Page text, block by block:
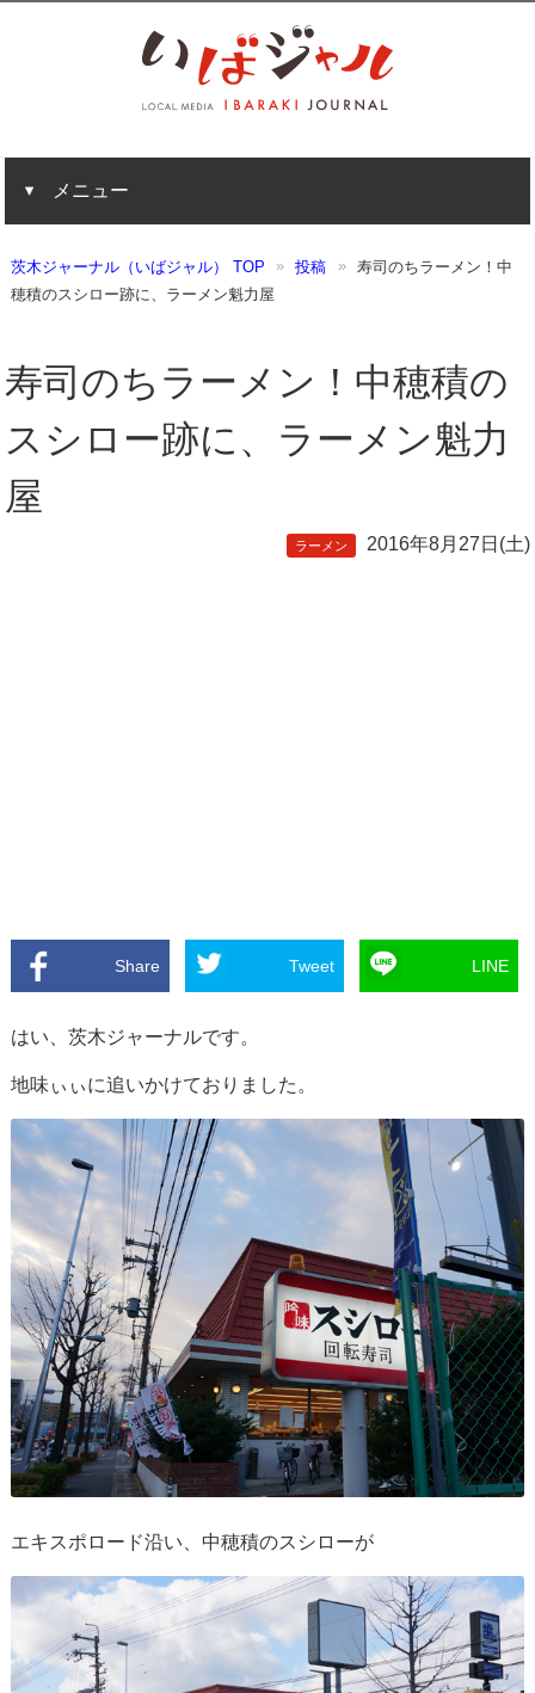
メニュー
茨木ジャーナル（いばジャル） TOP 投稿
寿司のちラーメン！中
穂積のスシロー跡に、ラーメン魁力屋
寿司のちラーメン！中穂積の
スシロー跡に、ラーメン魁力
屋
ラーメン 2016年8月27日(土)
Share Tweet LINE
はい、茨木ジャーナルです。
地味ぃぃに追いかけておりました。
エキスポロード沿い、中穂積のスシローが